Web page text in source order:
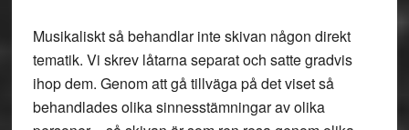
Musikaliskt så behandlar inte skivan någon direkt
tematik. Vi skrev låtarna separat och satte gradvis
ihop dem. Genom att gå tillväga på det viset så
behandlades olika sinnesstämningar av olika